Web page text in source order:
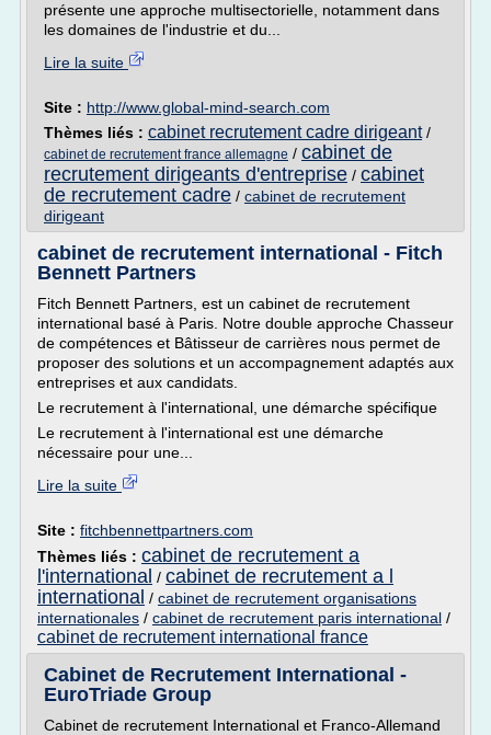
présente une approche multisectorielle, notamment dans
les domaines de l'industrie et du...
Lire la suite
Site : http://www.global-mind-search.com
Thèmes liés : cabinet recrutement cadre dirigeant/
cabinet de recrutement france allemagne / cabinet de
recrutement dirigeants d'entreprise / cabinet
de recrutement cadre / cabinet de recrutement
dirigeant
cabinet de recrutement international - Fitch
Bennett Partners
Fitch Bennett Partners, est un cabinet de recrutement
international basé à Paris. Notre double approche Chasseur
de compétences et Bâtisseur de carrières nous permet de
proposer des solutions et un accompagnement adaptés aux
entreprises et aux candidats.
Le recrutement à l'international, une démarche spécifique
Le recrutement à l'international est une démarche
nécessaire pour une...
Lire la suite
Site : fitchbennettpartners.com
Thèmes liés : cabinet de recrutement a
l'international / cabinet de recrutement a l
international / cabinet de recrutement organisations
internationales / cabinet de recrutement paris international /
cabinet de recrutement international france
Cabinet de Recrutement International -
EuroTriade Group
Cabinet de recrutement International et Franco-Allemand